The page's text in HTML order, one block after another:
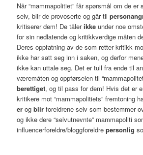
Når “mammapolitiet” får spørsmål om de er
selv, blir de provoserte og går til
kritiserer dem! De tålerikke under noe
for sin nedlatende og kritikkverdige måten
Deres oppfatning av de som retter kritikk
ikke har satt seg inn i saken, og derfor
ikke kan uttale seg. Det er tull fra ende til
væremåten og oppførselen til
berettiget, og til pass for dem! Hvis det er
kritikere mot “mammapolitiets” fremtoning
er ogblir foreldrene selv som bestemmer
og ikke dere “selvutnevnte” mammapoliti
influencerforeldre/bloggforeldrepersonlig